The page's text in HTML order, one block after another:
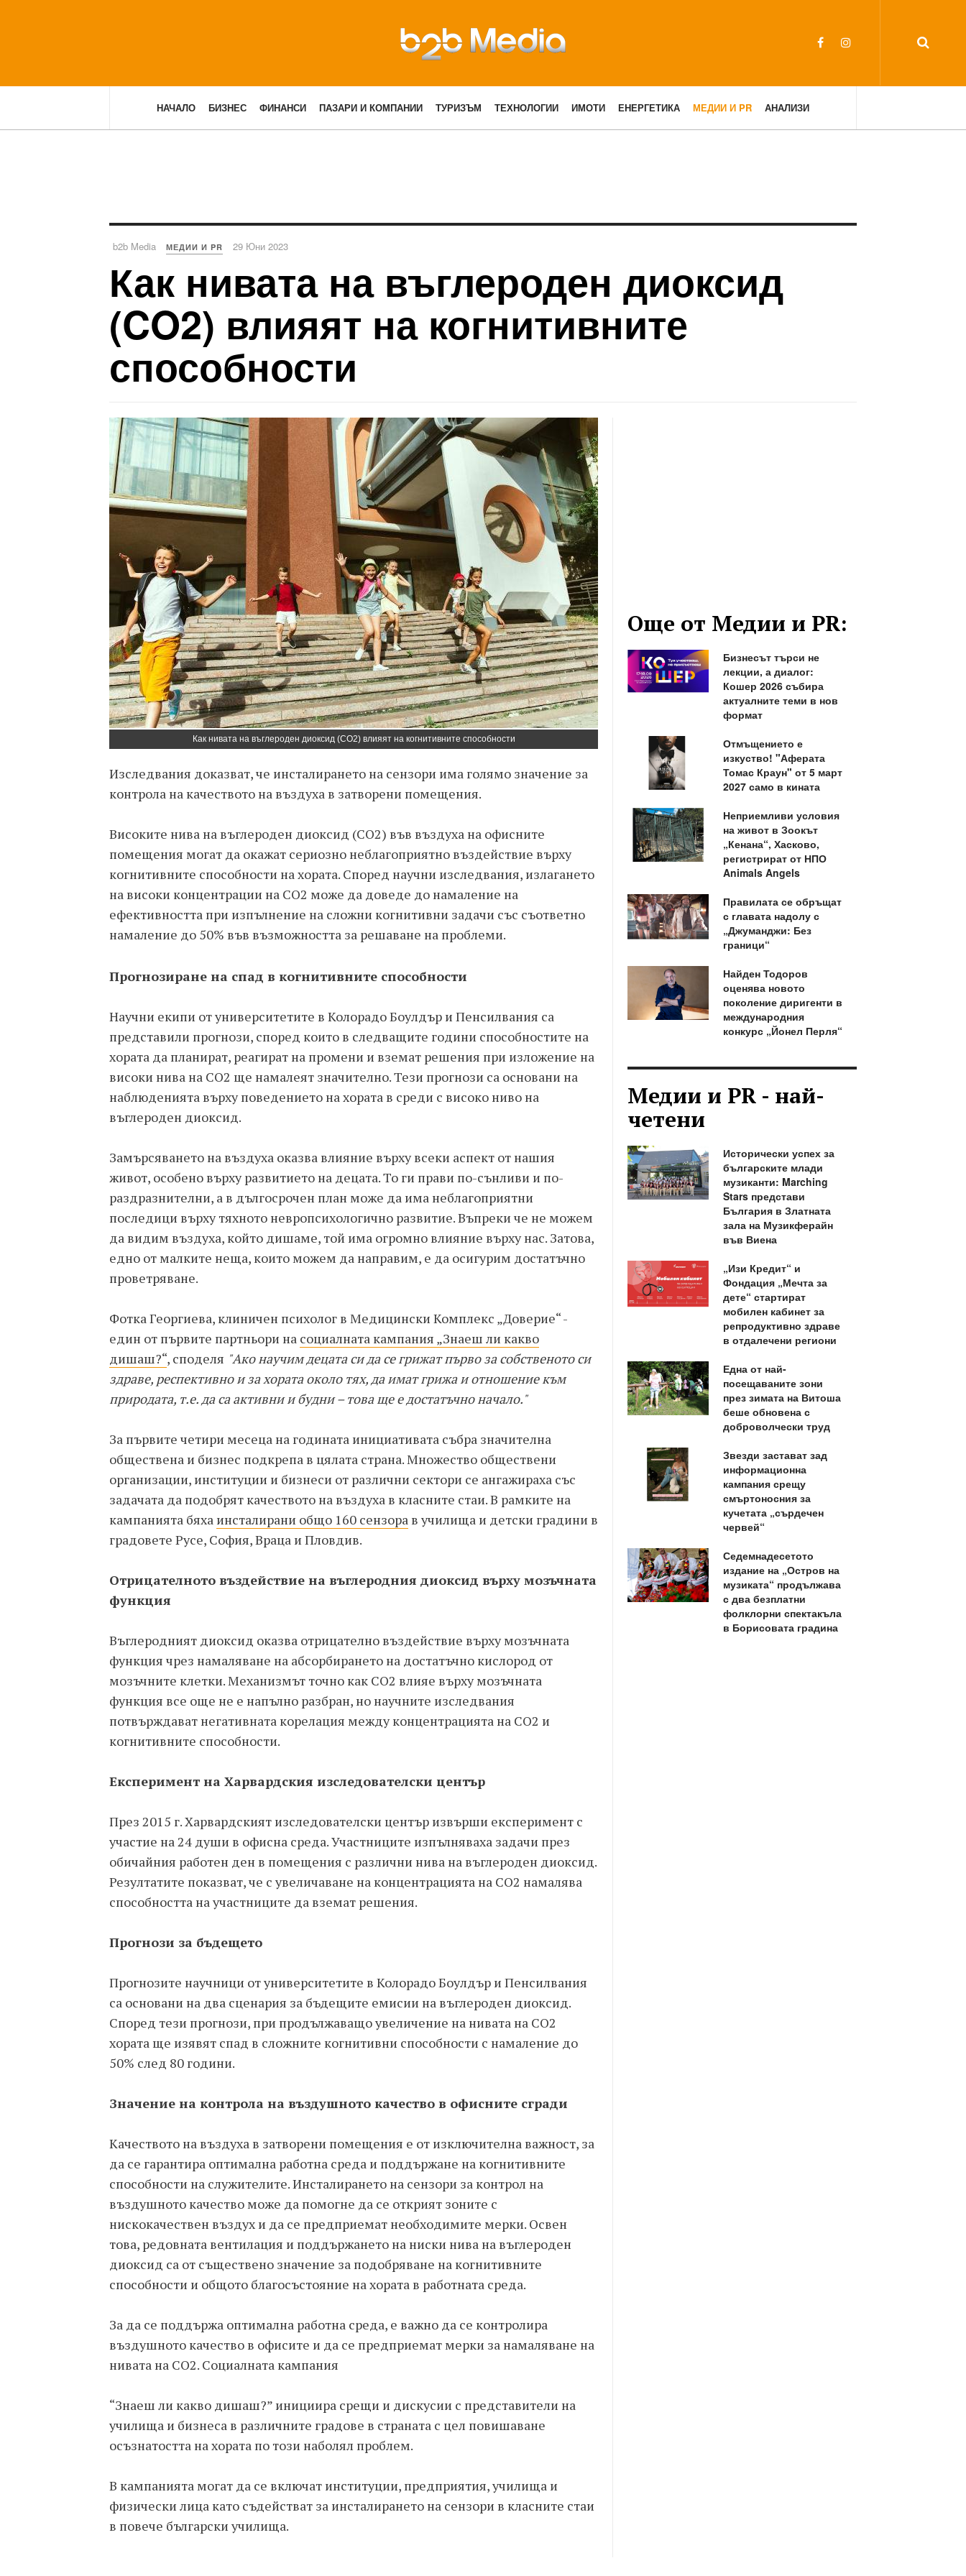
НАЧАЛО БИЗНЕС ФИНАНСИ ПАЗАРИ И КОМПАНИИ ТУРИЗЪМ ТЕХНОЛОГИИ ИМОТИ ЕНЕРГЕТИКА МЕДИИ И PR АНАЛИЗИ
b2b Media МЕДИИ И PR 29 Юни 2023
Как нивата на въглероден диоксид
(CO2) влияят на когнитивните
способности
Как нивата на въглероден диоксид (CO2) влияят на когнитивните способности
Изследвания доказват, че инсталирането на сензори има голямо значение за
контрола на качеството на въздуха в затворени помещения.
Високите нива на въглероден диоксид (CO2) във въздуха на офисните
помещения могат да окажат сериозно неблагоприятно въздействие върху
когнитивните способности на хората. Според научни изследвания, излагането
на високи концентрации на CO2 може да доведе до намаление на
ефективността при изпълнение на сложни когнитивни задачи със съответно
намаление до 50% във възможността за решаване на проблеми.
Прогнозиране на спад в когнитивните способности
Научни екипи от университетите в Колорадо Боулдър и Пенсилвания са
представили прогнози, според които в следващите години способностите на
хората да планират, реагират на промени и вземат решения при изложение на
високи нива на CO2 ще намалеят значително. Тези прогнози са основани на
наблюденията върху поведението на хората в среди с високо ниво на
въглероден диоксид.
Замърсяването на въздуха оказва влияние върху всеки аспект от нашия
живот, особено върху развитието на децата. То ги прави по-сънливи и по-
раздразнителни, а в дългосрочен план може да има неблагоприятни
последици върху тяхното невропсихологично развитие. Въпреки че не можем
да видим въздуха, който дишаме, той има огромно влияние върху нас. Затова,
едно от малките неща, които можем да направим, е да осигурим достатъчно
проветряване.
Фотка Георгиева, клиничен психолог в Медицински Комплекс „Доверие“ -
един от първите партньори на социалната кампания „Знаеш ли какво
дишаш?“, споделя "Ако научим децата си да се грижат първо за собственото си
здраве, респективно и за хората около тях, да имат грижа и отношение към
природата, т.е. да са активни и будни – това ще е достатъчно начало."
За първите четири месеца на годината инициативата събра значителна
обществена и бизнес подкрепа в цялата страна. Множество обществени
организации, институции и бизнеси от различни сектори се ангажираха със
задачата да подобрят качеството на въздуха в класните стаи. В рамките на
кампанията бяха инсталирани общо 160 сензора в училища и детски градини в
градовете Русе, София, Враца и Пловдив.
Отрицателното въздействие на въглеродния диоксид върху мозъчната
функция
Въглеродният диоксид оказва отрицателно въздействие върху мозъчната
функция чрез намаляване на абсорбирането на достатъчно кислород от
мозъчните клетки. Механизмът точно как CO2 влияе върху мозъчната
функция все още не е напълно разбран, но научните изследвания
потвърждават негативната корелация между концентрацията на CO2 и
когнитивните способности.
Експеримент на Харвардския изследователски център
През 2015 г. Харвардският изследователски център извърши експеримент с
участие на 24 души в офисна среда. Участниците изпълняваха задачи през
обичайния работен ден в помещения с различни нива на въглероден диоксид.
Резултатите показват, че с увеличаване на концентрацията на CO2 намалява
способността на участниците да вземат решения.
Прогнози за бъдещето
Прогнозите научници от университетите в Колорадо Боулдър и Пенсилвания
са основани на два сценария за бъдещите емисии на въглероден диоксид.
Според тези прогнози, при продължаващо увеличение на нивата на CO2
хората ще изявят спад в сложните когнитивни способности с намаление до
50% след 80 години.
Значение на контрола на въздушното качество в офисните сгради
Качеството на въздуха в затворени помещения е от изключителна важност, за
да се гарантира оптимална работна среда и поддържане на когнитивните
способности на служителите. Инсталирането на сензори за контрол на
въздушното качество може да помогне да се открият зоните с
нискокачествен въздух и да се предприемат необходимите мерки. Освен
това, редовната вентилация и поддържането на ниски нива на въглероден
диоксид са от съществено значение за подобряване на когнитивните
способности и общото благосъстояние на хората в работната среда.
За да се поддържа оптимална работна среда, е важно да се контролира
въздушното качество в офисите и да се предприемат мерки за намаляване на
нивата на CO2. Социалната кампания
“Знаеш ли какво дишаш?” инициира срещи и дискусии с представители на
училища и бизнеса в различните градове в страната с цел повишаване
осъзнатостта на хората по този наболял проблем.
В кампанията могат да се включат институции, предприятия, училища и
физически лица като съдействат за инсталирането на сензори в класните стаи
в повече български училища.
Още от Медии и PR:
Бизнесът търси не
лекции, а диалог:
Кошер 2026 събира
актуалните теми в нов
формат
Отмъщението е
изкуство! "Аферата
Томас Краун" от 5 март
2027 само в кината
Неприемливи условия
на живот в Зоокът
„Кенана“, Хасково,
регистрират от НПО
Animals Angels
Правилата се обръщат
с главата надолу с
„Джуманджи: Без
граници“
Найден Тодоров
оценява новото
поколение диригенти в
международния
конкурс „Йонел Перля“
Медии и PR - най-
четени
Исторически успех за
българските млади
музиканти: Marching
Stars представи
България в Златната
зала на Музикферайн
във Виена
„Изи Кредит“ и
Фондация „Мечта за
дете“ стартират
мобилен кабинет за
репродуктивно здраве
в отдалечени региони
Една от най-
посещаваните зони
през зимата на Витоша
беше обновена с
доброволчески труд
Звезди застават зад
информационна
кампания срещу
смъртоносния за
кучетата „сърдечен
червей“
Седемнадесетото
издание на „Остров на
музиката“ продължава
с два безплатни
фолклорни спектакъла
в Борисовата градина